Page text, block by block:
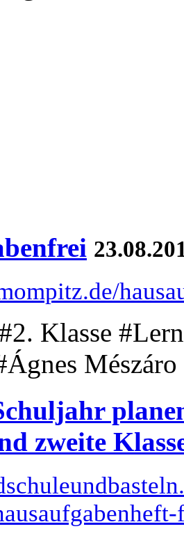
Klasse
Mészáro
zweite